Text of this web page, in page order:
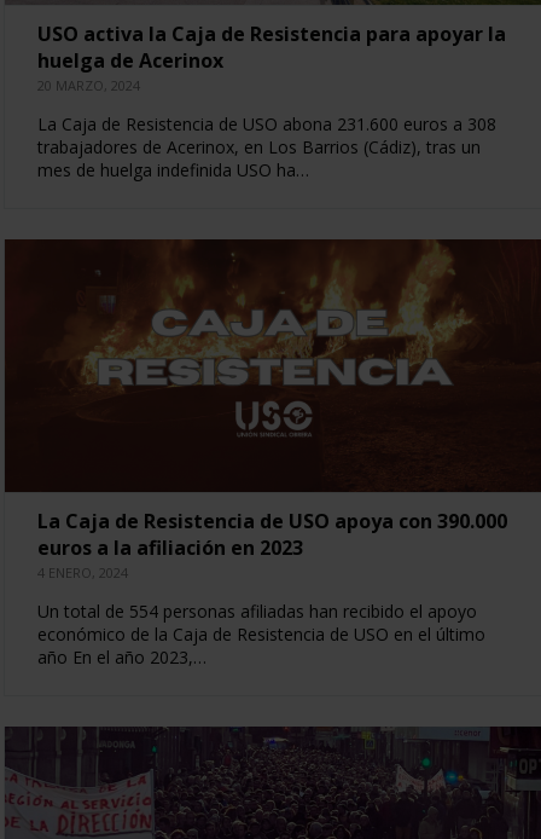
USO activa la Caja de Resistencia para apoyar la
huelga de Acerinox
20 MARZO, 2024
La Caja de Resistencia de USO abona 231.600 euros a 308
trabajadores de Acerinox, en Los Barrios (Cádiz), tras un
mes de huelga indefinida USO ha…
La Caja de Resistencia de USO apoya con 390.000
euros a la afiliación en 2023
4 ENERO, 2024
Un total de 554 personas afiliadas han recibido el apoyo
económico de la Caja de Resistencia de USO en el último
año En el año 2023,…